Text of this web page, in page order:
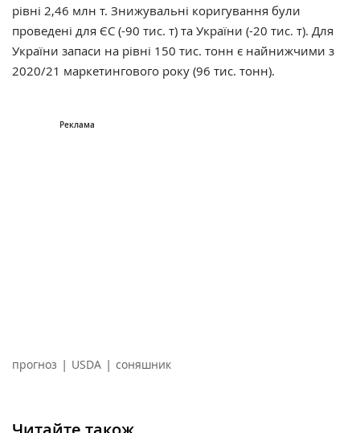
рівні 2,46 млн т. Знижувальні коригування були
проведені для ЄС (-90 тис. т) та України (-20 тис. т). Для
України запаси на рівні 150 тис. тонн є найнижчими з
2020/21 маркетингового року (96 тис. тонн).
прогноз | USDA | соняшник